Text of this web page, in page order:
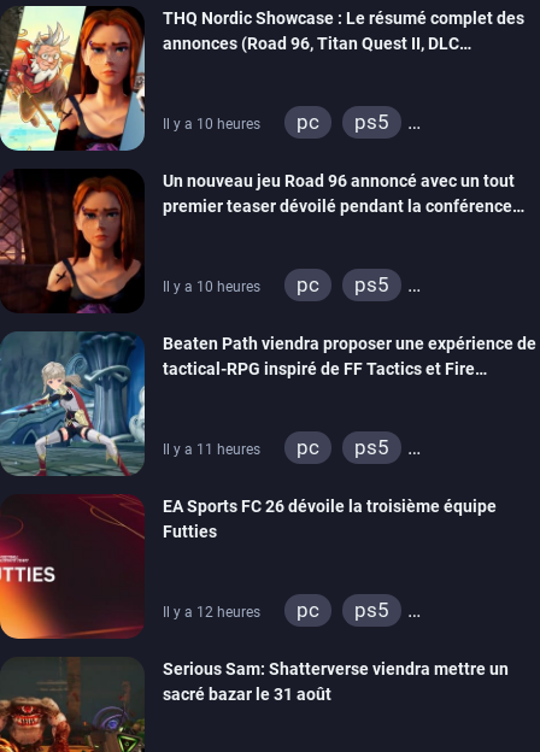
THQ Nordic Showcase : Le résumé complet des
annonces (Road 96, Titan Quest II, DLC
Il y a 10 heures pc
ps5
stadia
ps4
xbox one
switch 2
Un nouveau jeu Road 96 annoncé avec un tout
premier teaser dévoilé pendant la conférence
Il y a 10 heures pc
ps5
stadia
ps4
xbox one
Beaten Path viendra proposer une expérience de
tactical-RPG inspiré de FF Tactics et Fire
Il y a 11 heures pc
ps5
EA Sports FC 26 dévoile la troisième équipe
Futties
Il y a 12 heures pc
ps5
ps4
xbox one
switch 2
Serious Sam: Shatterverse viendra mettre un
sacré bazar le 31 août